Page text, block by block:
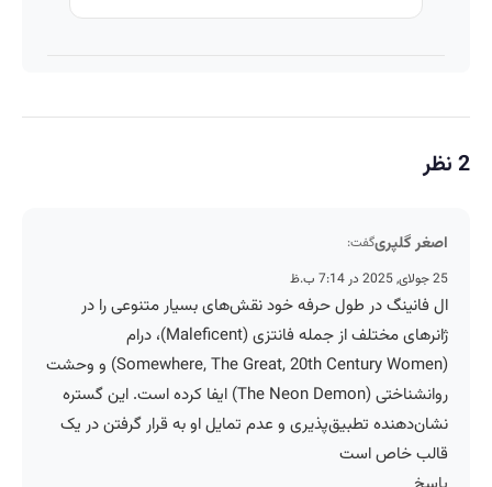
2 نظر
اصغر گلپریگفت:
25 جولای, 2025 در 7:14 ب.ظ
ال فانینگ در طول حرفه خود نقش‌های بسیار متنوعی را در
ژانرهای مختلف از جمله فانتزی (Maleficent)، درام
(Somewhere, The Great, 20th Century Women) و وحشت
روانشناختی (The Neon Demon) ایفا کرده است. این گستره
نشان‌دهنده تطبیق‌پذیری و عدم تمایل او به قرار گرفتن در یک
قالب خاص است